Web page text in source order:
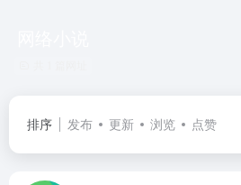
排序 发布 更新 浏览 点赞